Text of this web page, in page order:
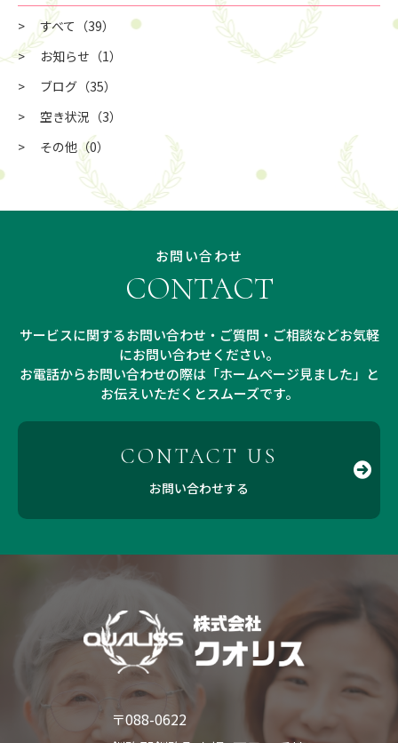
すべて （39）
お知らせ （1）
ブログ （35）
空き状況 （3）
その他（0）
お問い合わせ
CONTACT
サービスに関するお問い合わせ・ご質問・ご相談などお気軽
にお問い合わせください。
お電話からお問い合わせの際は「ホームページ見ました」と
お伝えいただくとスムーズです。
CONTACT US
お問い合わせする
〒088-0622